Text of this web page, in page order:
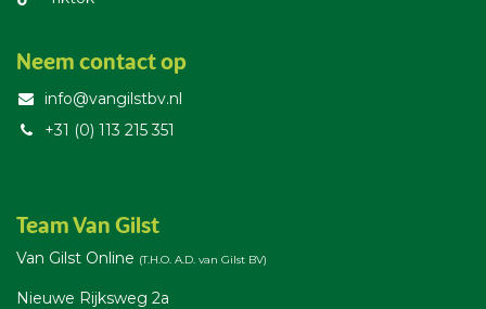
Neem contact op
info@vangilstbv.nl
+31 (0) 113 215 351
Team Van Gilst
Van Gilst Online (T.H.O. A.D. van Gilst BV)
Nieuwe Rijksweg 2a